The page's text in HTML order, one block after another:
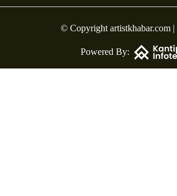
© Copyright artistkhabar.com |
Powered By: